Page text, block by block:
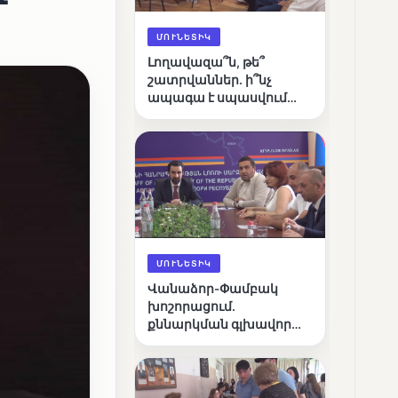
ՄՈՒՆԵՏԻԿ
Լողավազա՞ն, թե՞
շատրվաններ. ի՞նչ
ապագա է սպասվում
լճին
ՄՈՒՆԵՏԻԿ
Վանաձոր-Փամբակ
խոշորացում.
քննարկման գլխավոր
կառավարո՞ւմ, թե՞
քաղաքական նպատակ